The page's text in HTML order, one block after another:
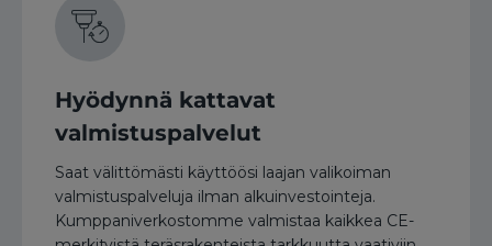
Hyödynnä kattavat
valmistuspalvelut
Saat välittömästi käyttöösi laajan valikoiman
valmistuspalveluja ilman alkuinvestointeja.
Kumppaniverkostomme valmistaa kaikkea CE-